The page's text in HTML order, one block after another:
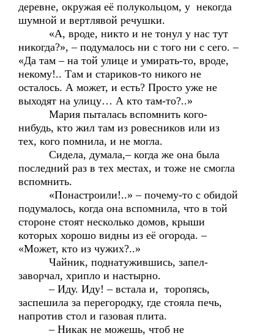
деревне, окружая её полукольцом, у некогда
шумной и вертлявой речушки.
«А, вроде, никто и не тонул у нас тут
никогда?», – подумалось ни с того ни с сего. –
«Да там – на той улице и умирать-то, вроде,
некому!.. Там и стариков-то никого не
осталось. А может, и есть? Просто уже не
выходят на улицу… А кто там-то?..»
Мария пыталась вспомнить кого-
нибудь, кто жил там из ровесников или из
тех, кого помнила, и не могла.
Сидела, думала,– когда же она была
последний раз в тех местах, и тоже не смогла
вспомнить.
«Понастроили!..» – почему-то с обидой
подумалось, когда она вспомнила, что в той
стороне стоят несколько домов, крыши
которых хорошо видны из её огорода. –
«Может, кто из чужих?..»
Чайник, поднатужившись, запел-
заворчал, хрипло и настырно.
– Иду. Иду! – встала и, торопясь,
заспешила за перегородку, где стояла печь,
напротив стол и газовая плита.
– Никак не можешь, чтоб не